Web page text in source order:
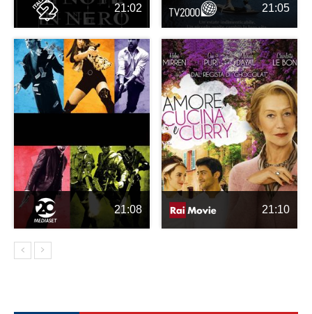
21:02 21:05
21:08 21:10